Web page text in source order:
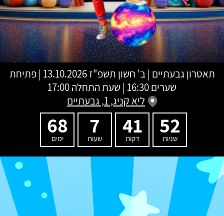
תאטרון גבעתיים |ב' חשון תשפ"ז
13.10.2026 | פתיחת
שערים 16:30 | שעת התחלה 17:00
ליא קניג, 1, גבעתיים
51
שניות
41
דקות
7
שעות
68
ימים